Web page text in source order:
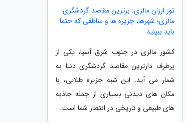
تور ارزان مالزی: برترین مقاصد گردشگری
مالزی؛ شهرها، جزیره ها و مناطقی که حتما
باید ببینید
کشور مالزی در جنوب شرق آسیا، یکی از
پرطرف دارترین مقاصد گردشگری دنیا به
شمار می آید. این شبه جزیره طلایی، با
مکان های دیدنی بسیاری از جمله جاذبه
های طبیعی و تاریخی در انتظار شما است.